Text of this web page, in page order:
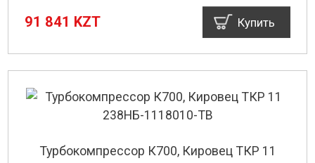
91 841 KZT Купить
Турбокомпрессор К700, Кировец ТКР 11